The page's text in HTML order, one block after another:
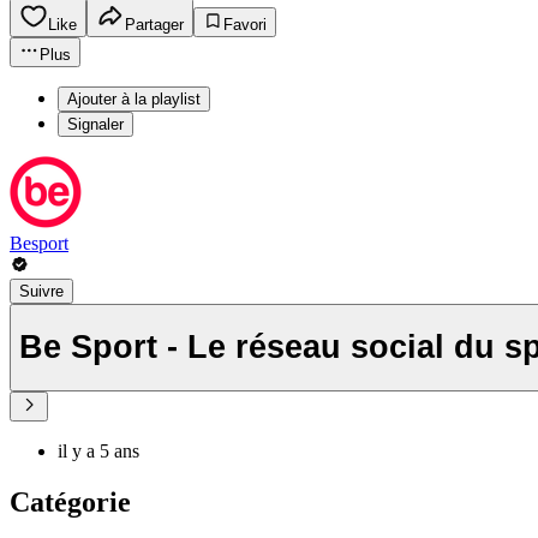
Like Partager
Favori
Plus
Ajouter à la playlist
Signaler
Besport
Suivre
Be Sport - Le réseau social du
il y a 5 ans
Catégorie